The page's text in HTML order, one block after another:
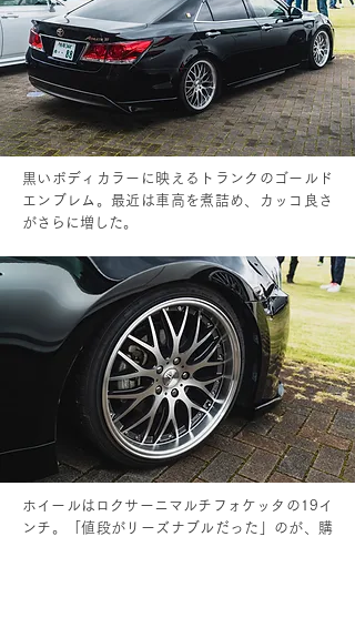
黒いボディカラーに映えるトランクのゴールド
エンブレム。最近は車高を煮詰め、カッコ良さ
がさらに増した。
ホイールはロクサーニマルチフォケッタの19イ
ンチ。「値段がリーズナブルだった」のが、購